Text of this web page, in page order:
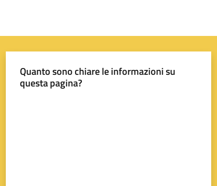
Quanto sono chiare le informazioni su
questa pagina?